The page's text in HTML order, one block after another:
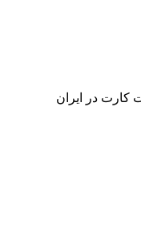
کارت در ایران